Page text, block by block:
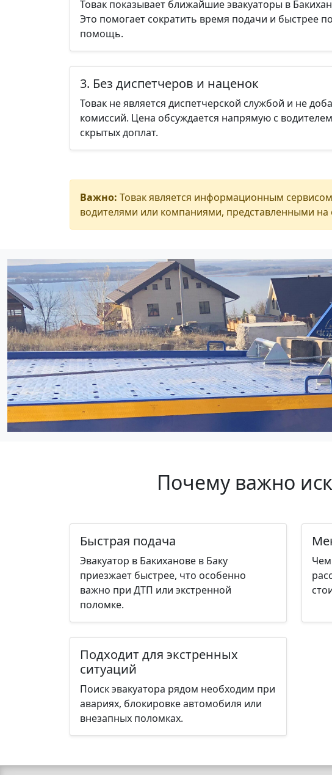
Товак показывает ближайшие эвакуаторы в
Это помогает сократить время подачи и быстрее
помощь.
3. Без диспетчеров и наценок
Товак не является диспетчерской службой и не
комиссий. Цена обсуждается напрямую с
скрытых доплат.
Важно: Товак является информационным
водителями или компаниями, представленными на
Почему важно
Быстрая подача
Эвакуатор в Бакиханове в Баку
приезжает быстрее, что особенно
важно при ДТП или экстренной
поломке.
Подходит для экстренных
ситуаций
Поиск эвакуатора рядом необходим при
авариях, блокировке автомобиля или
внезапных поломках.